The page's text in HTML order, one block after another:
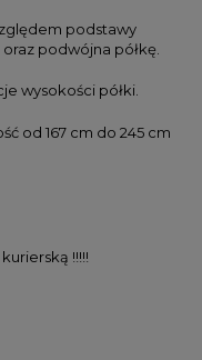
podstawy
podwójna półkę.
wysokości półki.
od 167 cm do 245 cm
!!!!!